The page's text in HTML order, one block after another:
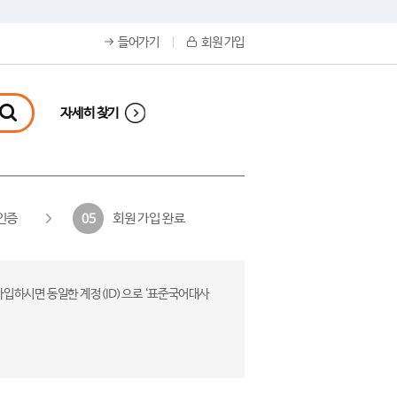
들어가기 회원 가입
자세히 찾기
증 05 회원 가입 완료
하시면 동일한 계정(ID)으로 ‘표준국어대사